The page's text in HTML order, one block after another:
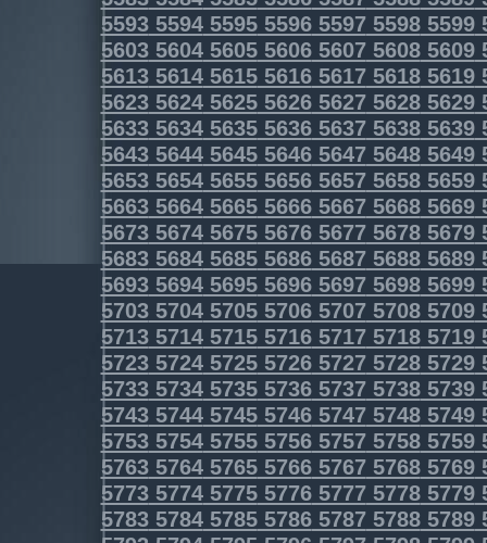
5593559455955596559755985599
5603560456055606560756085609
5613561456155616561756185619
5623562456255626562756285629
5633563456355636563756385639
5643564456455646564756485649
5653565456555656565756585659
5663566456655666566756685669
5673567456755676567756785679
5683568456855686568756885689
5693569456955696569756985699
5703570457055706570757085709
5713571457155716571757185719
5723572457255726572757285729
5733573457355736573757385739
5743574457455746574757485749
5753575457555756575757585759
5763576457655766576757685769
5773577457755776577757785779
5783578457855786578757885789